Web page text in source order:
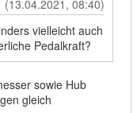
(13.04.2021, 08:40)
vielleicht auch
Pedalkraft?
sowie Hub
gleich